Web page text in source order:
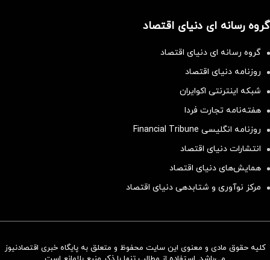
گروه رسانه ای دنیای اقتصاد
گروه رسانه ای دنیای اقتصاد
روزنامه دنیای اقتصاد
شبکه اینترنتی اکوایران
هفته‌نامه تجارت فردا
روزنامه انگلیسی Financial Tribune
انتشارات دنیای اقتصاد
همایش‌های دنیای اقتصاد
مرکز نوآوری و شتابدهی دنیای اقتصاد
کلیه حقوق مادی و معنوی این سایت محفوظ و متعلق به پایگاه خبری اقتصادنیوز